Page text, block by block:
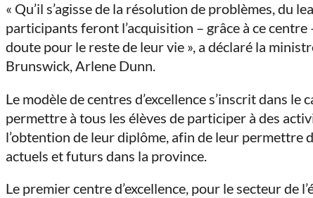
« Qu’il s’agisse de la résolution de problèmes, du
participants feront l’acquisition – grâce à ce
doute pour le reste de leur vie », a déclaré la
Brunswick, Arlene Dunn.
Le modèle de centres d’excellence s’inscrit dans
permettre à tous les élèves de participer à des
l’obtention de leur diplôme, afin de leur permettre
actuels et futurs dans la province.
Le premier centre d’excellence, pour le secteur de